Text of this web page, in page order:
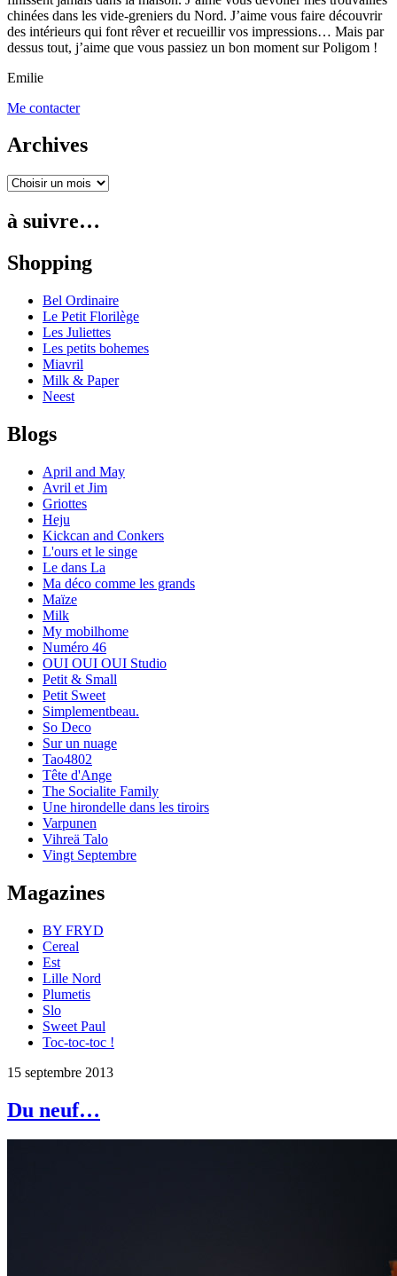
chinées dans les vide-greniers du Nord. J’aime vous faire découvrir
des intérieurs qui font rêver et recueillir vos impressions… Mais par
dessus tout, j’aime que vous passiez un bon moment sur Poligom !
Emilie
Me contacter
Archives
à suivre…
Shopping
Bel Ordinaire
Le Petit Florilège
Les Juliettes
Les petits bohemes
Miavril
Milk & Paper
Neest
Blogs
April and May
Avril et Jim
Griottes
Heju
Kickcan and Conkers
L'ours et le singe
Le dans La
Ma déco comme les grands
Maïze
Milk
My mobilhome
Numéro 46
OUI OUI OUI Studio
Petit & Small
Petit Sweet
Simplementbeau.
So Deco
Sur un nuage
Tao4802
Tête d'Ange
The Socialite Family
Une hirondelle dans les tiroirs
Varpunen
Vihreä Talo
Vingt Septembre
Magazines
BY FRYD
Cereal
Est
Lille Nord
Plumetis
Slo
Sweet Paul
Toc-toc-toc !
15 septembre 2013
Du neuf…